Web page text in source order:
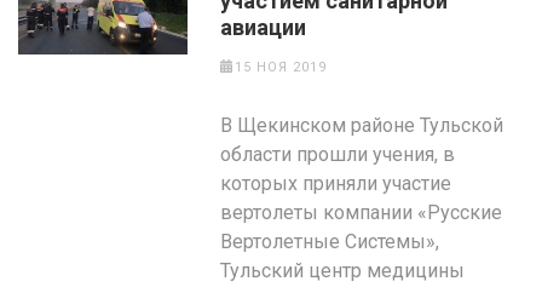
авиации
15 НОЯ 2019
В Щекинском районе Тульской
области прошли учения, в
которых приняли участие
вертолеты компании «Русские
Вертолетные Системы»,
Тульский центр медицины